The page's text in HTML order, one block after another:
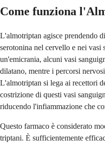
Come funziona
L'almotriptan agisce prendendo
serotonina nel cervello e nei vasi
un'emicrania, alcuni vasi
dilatano, mentre i percorsi
L'almotriptan si lega ai recettori
costrizione di questi vasi
riducendo l'infiammazione che
Questo farmaco è considerato
triptani. È sufficientemente